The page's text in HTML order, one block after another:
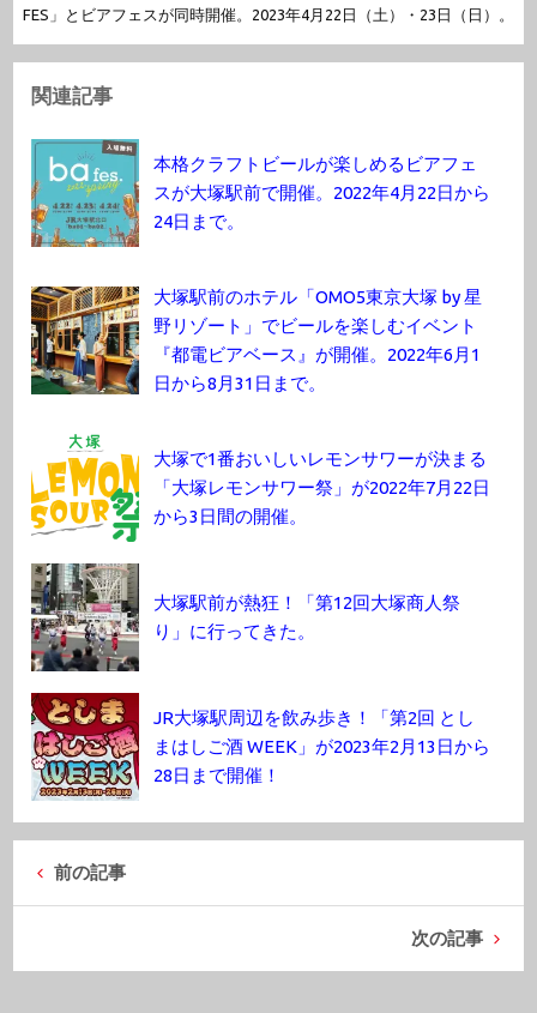
FES」とビアフェスが同時開催。2023年4月22日（土）・23日（日）。
関連記事
本格クラフトビールが楽しめるビアフェ
スが大塚駅前で開催。2022年4月22日から
24日まで。
大塚駅前のホテル「OMO5東京大塚 by 星
野リゾート」でビールを楽しむイベント
『都電ビアベース』が開催。2022年6月1
日から8月31日まで。
大塚で1番おいしいレモンサワーが決まる
「大塚レモンサワー祭」が2022年7月22日
から3日間の開催。
大塚駅前が熱狂！「第12回大塚商人祭
り」に行ってきた。
JR大塚駅周辺を飲み歩き！「第2回 とし
まはしご酒 WEEK」が2023年2月13日から
28日まで開催！
前の記事
次の記事